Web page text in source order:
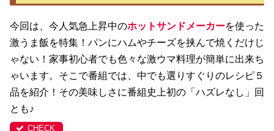
今回は、今人気急上昇中のホットサンドメーカーを使った
激うま飯を特集！パンにハムやチーズを挟んで焼くだけじ
ゃない！家事初心者でも色々な激ウマ料理が簡単に出来ち
ゃいます。そこで番組では、中でも選りすぐりのレシピ５
品を紹介！その美味しさに番組史上初の「ハズレなし」回
とも♪